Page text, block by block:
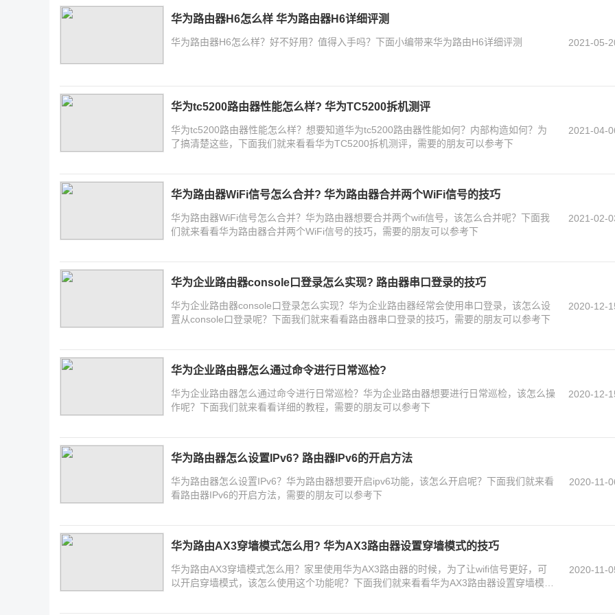
华为路由器H6怎么样 华为路由器H6详细评测
华为路由器H6怎么样？好不好用？值得入手吗？下面小编带来华为路由H6详细评测 2021-05-
华为tc5200路由器性能怎么样? 华为TC5200拆机测评
华为tc5200路由器性能怎么样？想要知道华为tc5200路由器性能如何？内部构造如何？为
了搞清楚这些，下面我们就来看看华为TC5200拆机测评，需要的朋友可以参考下
2021-04-
华为路由器WiFi信号怎么合并? 华为路由器合并两个WiFi信号的技巧
华为路由器WiFi信号怎么合并？华为路由器想要合并两个wifi信号，该怎么合并呢？下面我
们就来看看华为路由器合并两个WiFi信号的技巧，需要的朋友可以参考下
2021-02-
华为企业路由器console口登录怎么实现? 路由器串口登录的技巧
华为企业路由器console口登录怎么实现？华为企业路由器经常会使用串口登录，该怎么设
置从console口登录呢？下面我们就来看看路由器串口登录的技巧，需要的朋友可以参考下
2020-12-
华为企业路由器怎么通过命令进行日常巡检?
华为企业路由器怎么通过命令进行日常巡检？华为企业路由器想要进行日常巡检，该怎么操
作呢？下面我们就来看看详细的教程，需要的朋友可以参考下
2020-12-
华为路由器怎么设置IPv6? 路由器IPv6的开启方法
华为路由器怎么设置IPv6？华为路由器想要开启ipv6功能，该怎么开启呢？下面我们就来看
看路由器IPv6的开启方法，需要的朋友可以参考下
2020-11-
华为路由AX3穿墙模式怎么用? 华为AX3路由器设置穿墙模式的技巧
华为路由AX3穿墙模式怎么用？家里使用华为AX3路由器的时候，为了让wifi信号更好，可
以开启穿墙模式，该怎么使用这个功能呢？下面我们就来看看华为AX3路由器设置穿墙模式
2020-11-